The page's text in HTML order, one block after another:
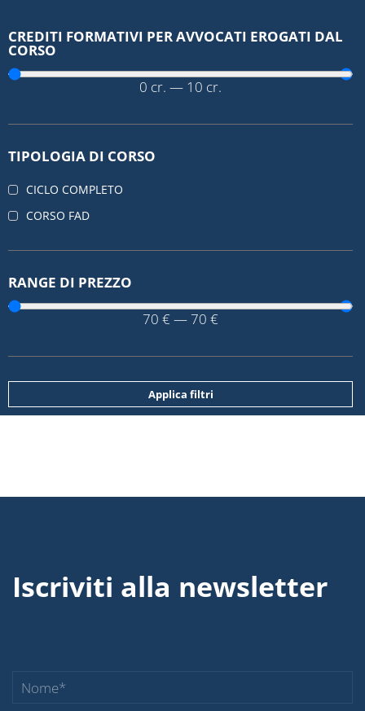
CREDITI FORMATIVI PER AVVOCATI EROGATI DAL
CORSO
0 cr. — 10 cr.
TIPOLOGIA DI CORSO
CICLO COMPLETO
CORSO FAD
RANGE DI PREZZO
70 € — 70 €
Applica filtri
Iscriviti alla newsletter